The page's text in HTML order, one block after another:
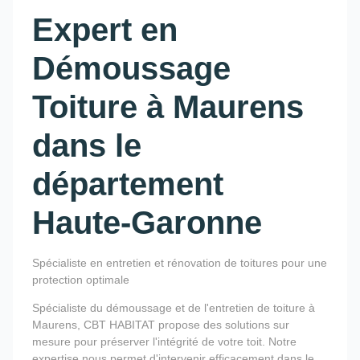
Expert en
Démoussage
Toiture à Maurens
dans le
département
Haute-Garonne
Spécialiste en entretien et rénovation de toitures pour une
protection optimale
Spécialiste du démoussage et de l'entretien de toiture à
Maurens, CBT HABITAT propose des solutions sur
mesure pour préserver l'intégrité de votre toit. Notre